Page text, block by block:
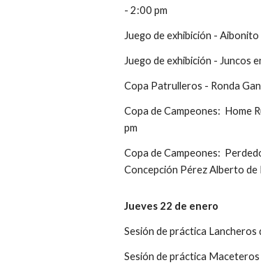
- 2:00 pm
Juego de exhibición -
Juego de exhibición - Juncos
Copa Patrulleros - Ronda
Copa de Campeones:  Home
pm
Copa de Campeones:
Concepción Pérez Alberto de
Jueves 22 de enero
Sesión de práctica
Sesión de práctica